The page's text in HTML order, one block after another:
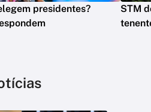
presidentes?
STM